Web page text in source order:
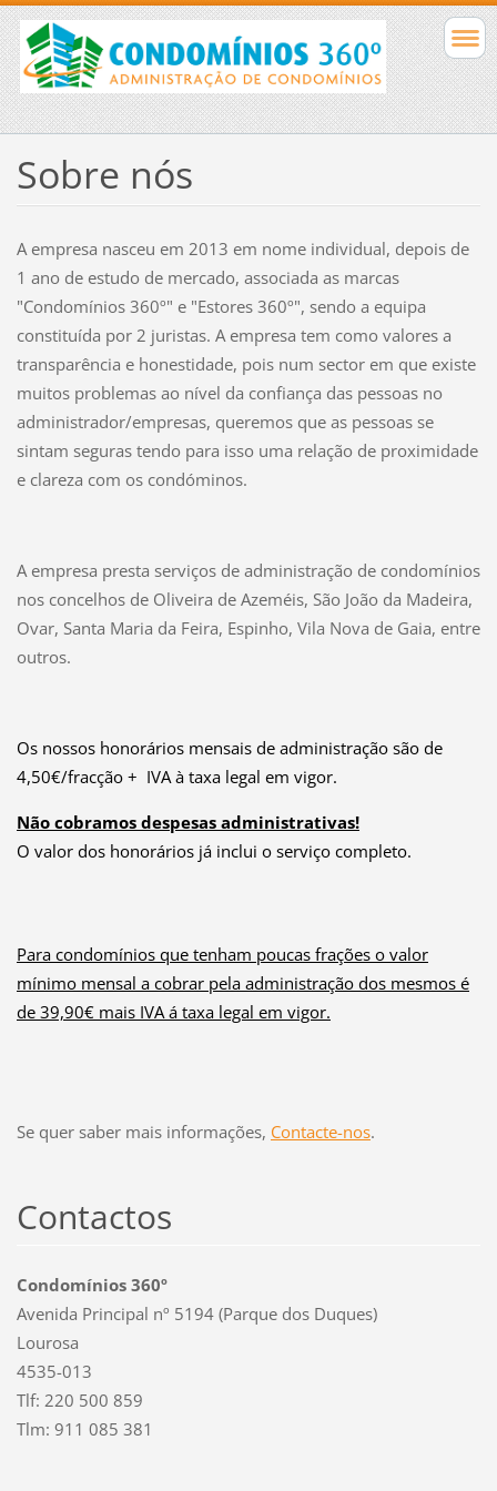
Sobre nós
A empresa nasceu em 2013 em nome individual, depois de
1 ano de estudo de mercado, associada as marcas
"Condomínios 360º" e "Estores 360º", sendo a equipa
constituída por 2 juristas. A empresa tem como valores a
transparência e honestidade, pois num sector em que existe
muitos problemas ao nível da confiança das pessoas no
administrador/empresas, queremos que as pessoas se
sintam seguras tendo para isso uma relação de proximidade
e clareza com os condóminos.
A empresa presta serviços de administração de condomínios
nos concelhos de Oliveira de Azeméis, São João da Madeira,
Ovar, Santa Maria da Feira, Espinho, Vila Nova de Gaia, entre
outros.
Os nossos honorários mensais de administração são de
4,50€/fracção + IVA à taxa legal em vigor.
Não cobramos despesas administrativas!
O valor dos honorários já inclui o serviço completo.
Para condomínios que tenham poucas frações o valor
mínimo mensal a cobrar pela administração dos mesmos é
de 39,90€ mais IVA á taxa legal em vigor.
Se quer saber mais informações, Contacte-nos.
Contactos
Condomínios 360º
Avenida Principal nº 5194 (Parque dos Duques)
Lourosa
4535-013
Tlf: 220 500 859
Tlm: 911 085 381